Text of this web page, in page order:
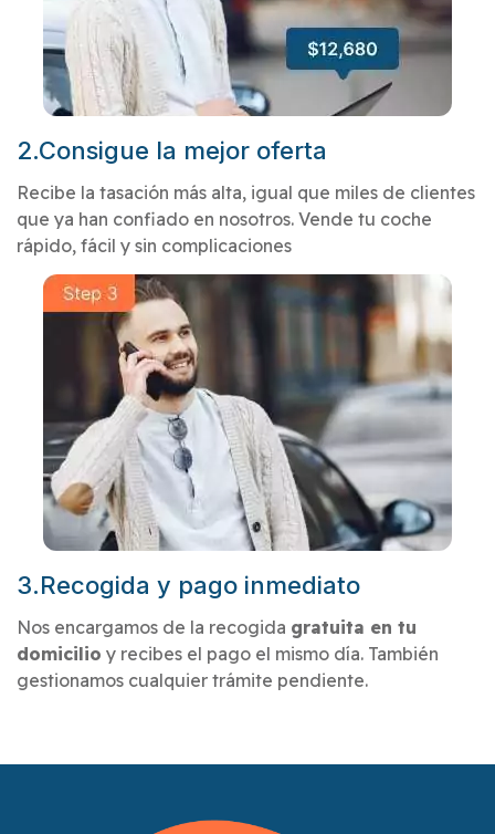
2.Consigue la mejor oferta
Recibe la tasación más alta, igual que miles de clientes
que ya han confiado en nosotros. Vende tu coche
rápido, fácil y sin complicaciones
3.Recogida y pago inmediato
Nos encargamos de la recogida gratuita en tu
domicilio y recibes el pago el mismo día. También
gestionamos cualquier trámite pendiente.